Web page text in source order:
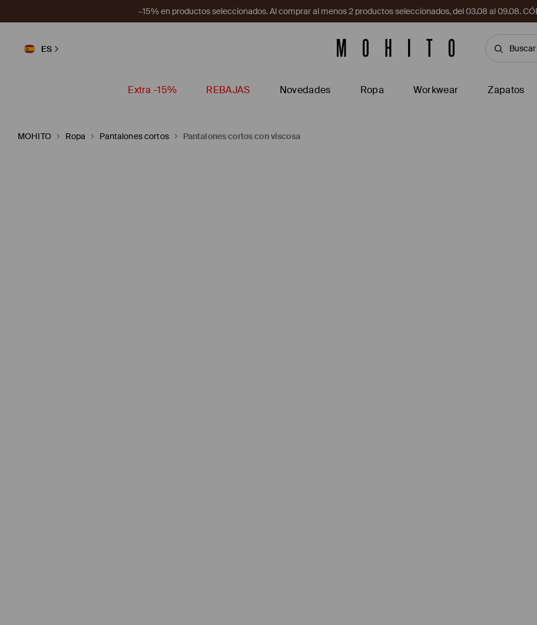
–15% en productos seleccionados. Al comprar al menos 2 productos seleccionados, del 03.08 al 09.08.
ES
Extra -15% REBAJAS Novedades Ropa Workwear Zapatos
MOHITO Ropa Pantalones cortos Pantalones cortos con viscosa